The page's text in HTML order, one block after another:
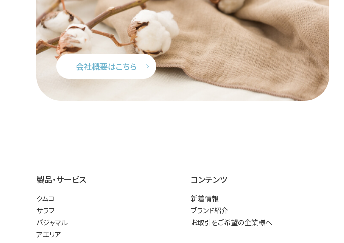
会社概要はこちら
製品・サービス
クムコ
サラフ
パジャマル
アエリア
コンテンツ
新着情報
ブランド紹介
お取引をご希望の企業様へ